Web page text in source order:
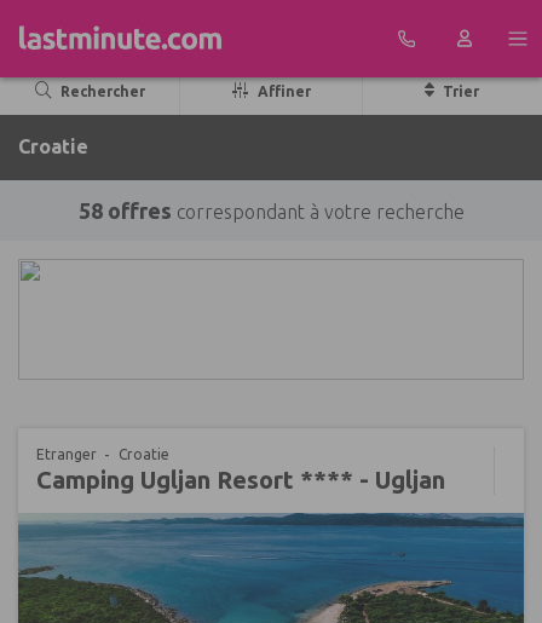
Rechercher Affiner Trier
Croatie
58 offres correspondant à votre recherche
Etranger Croatie
Camping Ugljan Resort **** - Ugljan